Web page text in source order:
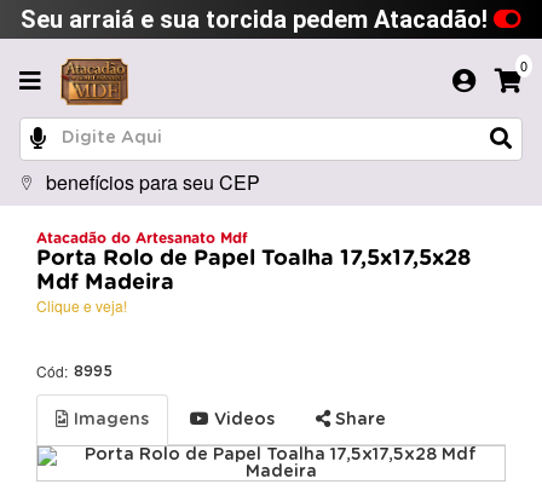
Seu arraiá e sua torcida pedem Atacadão!
0
benefícios para seu CEP
Atacadão do Artesanato Mdf
Porta Rolo de Papel Toalha 17,5x17,5x28
Mdf Madeira
Clique e veja!
Cód: 8995
Imagens Videos Share